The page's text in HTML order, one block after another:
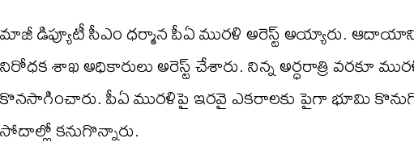
మాజీ డిప్యూటీ సీఎం ధర్మాన పీఏ మురళి అరెస్ట్ అయ్యారు.
నిరోధక శాఖ అధికారులు అరెస్ట్ చేశారు. నిన్న అర్ధరాత్రి వరకూ
కొనసాగించారు. పీఏ మురళిపై ఇరవై ఎకరాలకు పైగా భూమి
సోదాల్లో కనుగొన్నారు.